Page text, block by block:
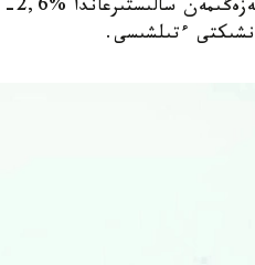
ءتىلشىسى.